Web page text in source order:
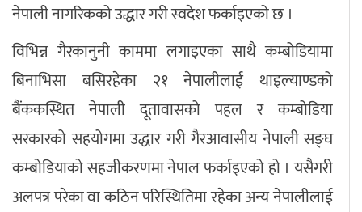
स्वास्थ्य
अपराध
छापा समाचार
थप विभाग
छापा संस्करण अर्थ बिचार सम्पादकीय
विशेष
नेपाली नागरिकको उद्धार गरी स्वदेश फर्काइएको छ ।
विभिन्न गैरकानुनी काममा लगाइएका साथै कम्बोडियामा
बिनाभिसा बसिरहेका २१ नेपालीलाई थाइल्याण्डको
बैंककस्थित नेपाली दूतावासको पहल र कम्बोडिया
सरकारको सहयोगमा उद्धार गरी गैरआवासीय नेपाली सङ्घ
कम्बोडियाको सहजीकरणमा नेपाल फर्काइएको हो । यसैगरी
अलपत्र परेका वा कठिन परिस्थितिमा रहेका अन्य नेपालीलाई